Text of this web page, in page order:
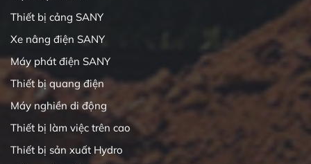
Thiết bị cảng SANY
Xe nâng điện SANY
Máy phát điện SANY
Thiết bị quang điện
Máy nghiền di động
Thiết bị làm việc trên cao
Thiết bị sản xuất Hydro